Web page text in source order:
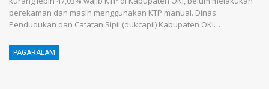
perekaman dan masih menggunakan KTP manual. Dinas
Pendudukan dan Catatan Sipil (dukcapil) Kabupaten OKI…
PAGARALAM